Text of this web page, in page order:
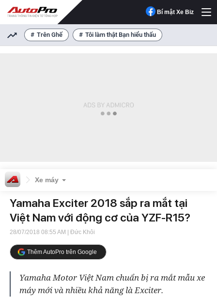
Bí mật Xe Biz
Trên Ghế Tôi làm thật Bạn hiểu thấu
Xe máy
Yamaha Exciter 2018 sắp ra mắt tại
Việt Nam với động cơ của YZF-R15?
28/07/2018 08:55 AM | Đức Khôi
Thêm AutoPro trên Google
Yamaha Motor Việt Nam chuẩn bị ra mắt mẫu xe
máy mới và nhiều khả năng là Exciter.